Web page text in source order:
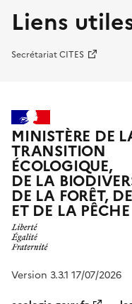
Liens
Secrétariat CITES
MINISTÈRE DE
TRANSITION
ÉCOLOGIQUE,
DE LA
DE LA FORÊT,
ET DE LA PÊCHE
Version 3.3.1 17/07/2026